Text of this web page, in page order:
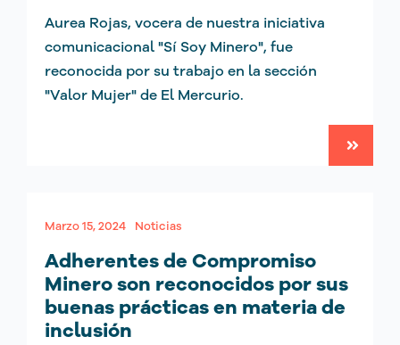
Aurea Rojas, vocera de nuestra iniciativa
comunicacional "Sí Soy Minero", fue
reconocida por su trabajo en la sección
"Valor Mujer" de El Mercurio.
Marzo 15, 2024 Noticias
Adherentes de Compromiso
Minero son reconocidos por sus
buenas prácticas en materia de
inclusión